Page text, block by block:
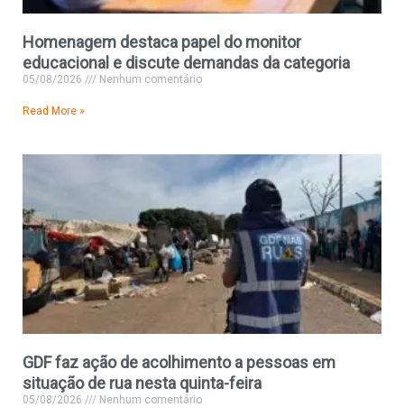
Homenagem destaca papel do monitor
educacional e discute demandas da categoria
05/08/2026 Nenhum comentário
Read More »
GDF faz ação de acolhimento a pessoas em
situação de rua nesta quinta-feira
05/08/2026 Nenhum comentário